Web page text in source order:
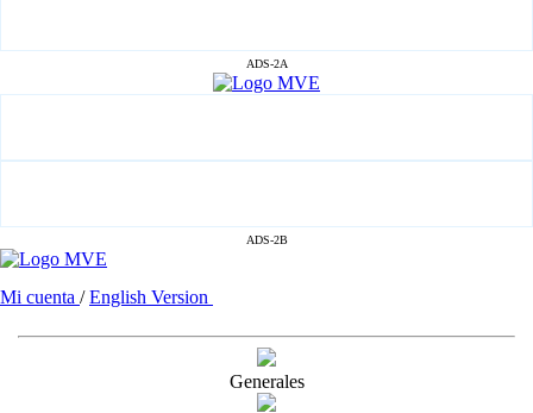
ADS-2A
ADS-2B
Mi cuenta /English Version
Generales